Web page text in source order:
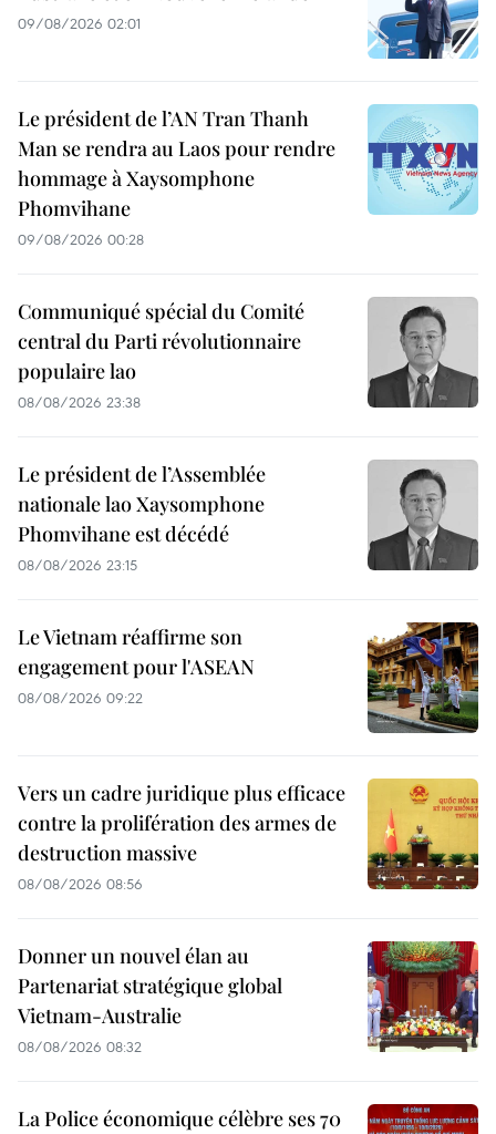
09/08/2026 02:01
Le président de l’AN Tran Thanh
Man se rendra au Laos pour rendre
hommage à Xaysomphone
Phomvihane
09/08/2026 00:28
Communiqué spécial du Comité
central du Parti révolutionnaire
populaire lao
08/08/2026 23:38
Le président de l’Assemblée
nationale lao Xaysomphone
Phomvihane est décédé
08/08/2026 23:15
Le Vietnam réaffirme son
engagement pour l'ASEAN
08/08/2026 09:22
Vers un cadre juridique plus efficace
contre la prolifération des armes de
destruction massive
08/08/2026 08:56
Donner un nouvel élan au
Partenariat stratégique global
Vietnam-Australie
08/08/2026 08:32
La Police économique célèbre ses 70